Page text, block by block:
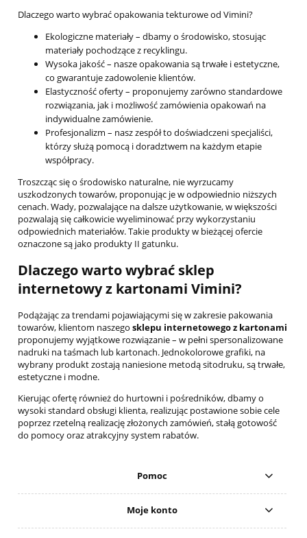
Dlaczego warto wybrać opakowania tekturowe od Vimini?
Ekologiczne materiały – dbamy o środowisko, stosując
materiały pochodzące z recyklingu.
Wysoka jakość – nasze opakowania są trwałe i estetyczne,
co gwarantuje zadowolenie klientów.
Elastyczność oferty – proponujemy zarówno standardowe
rozwiązania, jak i możliwość zamówienia opakowań na
indywidualne zamówienie.
Profesjonalizm – nasz zespół to doświadczeni specjaliści,
którzy służą pomocą i doradztwem na każdym etapie
współpracy.
Troszcząc się o środowisko naturalne, nie wyrzucamy
uszkodzonych towarów, proponując je w odpowiednio niższych
cenach. Wady, pozwalające na dalsze użytkowanie, w większości
pozwalają się całkowicie wyeliminować przy wykorzystaniu
odpowiednich materiałów. Takie produkty w bieżącej ofercie
oznaczone są jako produkty II gatunku.
Dlaczego warto wybrać sklep
internetowy z kartonami Vimini?
Podążając za trendami pojawiającymi się w zakresie pakowania
towarów, klientom naszego sklepu internetowego z kartonami
proponujemy wyjątkowe rozwiązanie – w pełni spersonalizowane
nadruki na taśmach lub kartonach. Jednokolorowe grafiki, na
wybrany produkt zostają naniesione metodą sitodruku, są trwałe,
estetyczne i modne.
Kierując ofertę również do hurtowni i pośredników, dbamy o
wysoki standard obsługi klienta, realizując postawione sobie cele
poprzez rzetelną realizację złożonych zamówień, stałą gotowość
do pomocy oraz atrakcyjny system rabatów.
Pomoc
Moje konto